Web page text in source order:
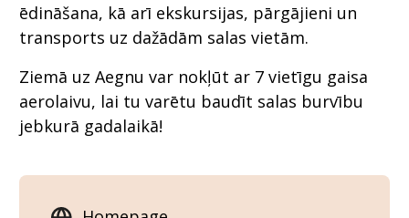
ēdināšana, kā arī ekskursijas, pārgājieni un
transports uz dažādām salas vietām.
Ziemā uz Aegnu var nokļūt ar 7 vietīgu gaisa
aerolaivu, lai tu varētu baudīt salas burvību
jebkurā gadalaikā!